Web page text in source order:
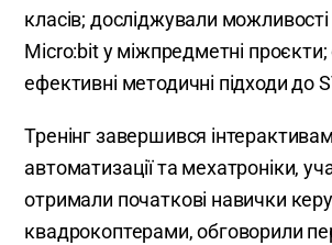
класів; досліджували можливості
Micro:bit у міжпредметні
ефективні методичні підходи до
Тренінг завершився
автоматизації та мехатроніки,
отримали початкові навички
квадрокоптерами, обговорили